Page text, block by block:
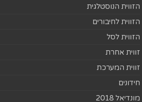
הזווית הנוסטלגית
הזווית לחיבורים
הזווית לסל
זווית אחרת
זווית המערכת
חידונים
מונדיאל 2018